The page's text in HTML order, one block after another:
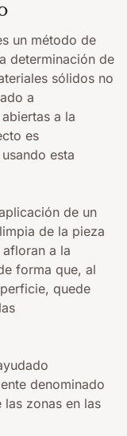
un método de
determinación de
sólidos no
a
a la
es
esta
de un
de la pieza
a la
forma que, al
quede
denominado
zonas en las